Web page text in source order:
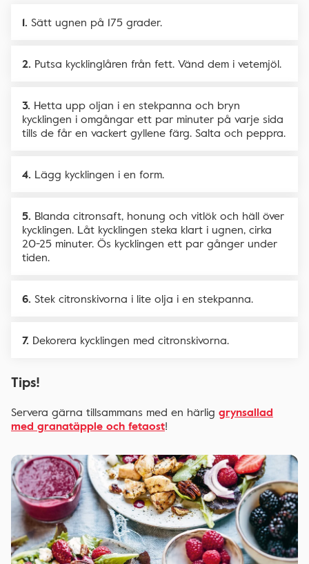
Sätt ugnen på 175 grader.
Putsa kycklinglåren från fett. Vänd dem i vetemjöl.
Hetta upp oljan i en stekpanna och bryn
kycklingen i omgångar ett par minuter på varje sida
tills de får en vackert gyllene färg. Salta och peppra.
Lägg kycklingen i en form.
Blanda citronsaft, honung och vitlök och häll över
kycklingen. Låt kycklingen steka klart i ugnen, cirka
20-25 minuter. Ös kycklingen ett par gånger under
tiden.
Stek citronskivorna i lite olja i en stekpanna.
Dekorera kycklingen med citronskivorna.
Tips!
Servera gärna tillsammans med en härlig grynsallad
med granatäpple och fetaost!